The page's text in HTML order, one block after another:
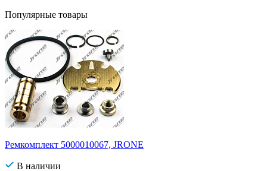
Популярные товары
Ремкомплект 5000010067, JRONE
В наличии